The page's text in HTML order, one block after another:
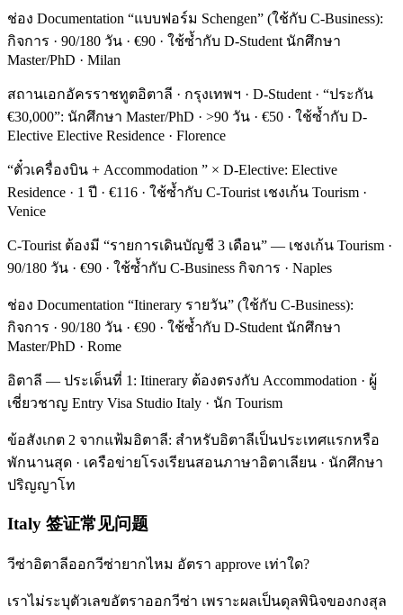
ช่อง Documentation “แบบฟอร์ม Schengen” (ใช้กับ C-Business):
กิจการ · 90/180 วัน · €90 · ใช้ซ้ำกับ D-Student นักศึกษา
Master/PhD · Milan
สถานเอกอัครราชทูตอิตาลี · กรุงเทพฯ · D-Student · “ประกัน
€30,000”: นักศึกษา Master/PhD · >90 วัน · €50 · ใช้ซ้ำกับ D-
Elective Elective Residence · Florence
“ตั๋วเครื่องบิน + Accommodation ” × D-Elective: Elective
Residence · 1 ปี · €116 · ใช้ซ้ำกับ C-Tourist เชงเก้น Tourism ·
Venice
C-Tourist ต้องมี “รายการเดินบัญชี 3 เดือน” — เชงเก้น Tourism ·
90/180 วัน · €90 · ใช้ซ้ำกับ C-Business กิจการ · Naples
ช่อง Documentation “Itinerary รายวัน” (ใช้กับ C-Business):
กิจการ · 90/180 วัน · €90 · ใช้ซ้ำกับ D-Student นักศึกษา
Master/PhD · Rome
อิตาลี — ประเด็นที่ 1: Itinerary ต้องตรงกับ Accommodation · ผู้
เชี่ยวชาญ Entry Visa Studio Italy · นัก Tourism
ข้อสังเกต 2 จากแฟ้มอิตาลี: สำหรับอิตาลีเป็นประเทศแรกหรือ
พักนานสุด · เครือข่ายโรงเรียนสอนภาษาอิตาเลียน · นักศึกษา
ปริญญาโท
Italy 签证常见问题
วีซ่าอิตาลีออกวีซ่ายากไหม อัตรา approve เท่าใด?
เราไม่ระบุตัวเลขอัตราออกวีซ่า เพราะผลเป็นดุลพินิจของกงสุล